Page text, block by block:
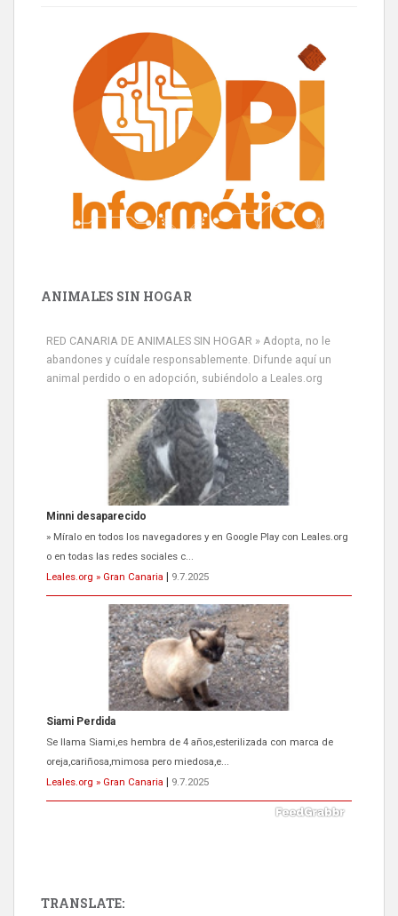
ANIMALES SIN HOGAR
RED CANARIA DE ANIMALES SIN HOGAR » Adopta, no le
abandones y cuídale responsablemente. Difunde aquí un
animal perdido o en adopción, subiéndolo a Leales.org
Minni desaparecido
» Míralo en todos los navegadores y en Google Play con Leales.org
o en todas las redes sociales c...
Leales.org » Gran Canaria
9.7.2025
Siami Perdida
Se llama Siami,es hembra de 4 años,esterilizada con marca de
oreja,cariñosa,mimosa pero miedosa,e...
Leales.org » Gran Canaria
9.7.2025
TRANSLATE: